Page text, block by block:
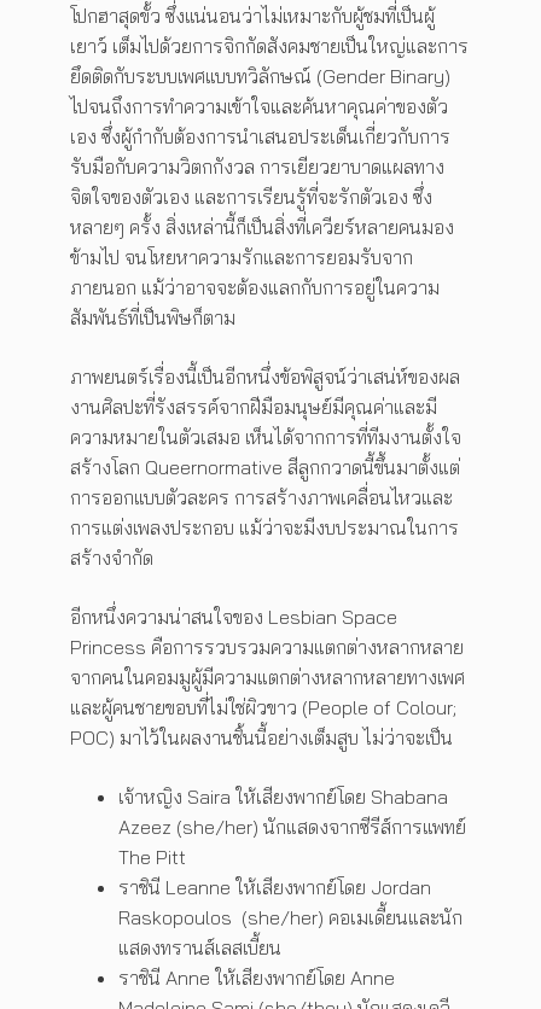
โปกฮาสุดขั้ว ซึ่งแน่นอนว่าไม่เหมาะกับผู้ชมที่เป็นผู้
เยาว์ เต็มไปด้วยการจิกกัดสังคมชายเป็นใหญ่และการ
ยึดติดกับระบบเพศแบบทวิลักษณ์ (Gender Binary)
ไปจนถึงการทำความเข้าใจและค้นหาคุณค่าของตัว
เอง ซึ่งผู้กำกับต้องการนำเสนอประเด็นเกี่ยวกับการ
รับมือกับความวิตกกังวล การเยียวยาบาดแผลทาง
จิตใจของตัวเอง และการเรียนรู้ที่จะรักตัวเอง ซึ่ง
หลายๆ ครั้ง สิ่งเหล่านี้ก็เป็นสิ่งที่เควียร์หลายคนมอง
ข้ามไป จนโหยหาความรักและการยอมรับจาก
ภายนอก แม้ว่าอาจจะต้องแลกกับการอยู่ในความ
สัมพันธ์ที่เป็นพิษก็ตาม
ภาพยนตร์เรื่องนี้เป็นอีกหนึ่งข้อพิสูจน์ว่าเสน่ห์ของผล
งานศิลปะที่รังสรรค์จากฝีมือมนุษย์มีคุณค่าและมี
ความหมายในตัวเสมอ เห็นได้จากการที่ทีมงานตั้งใจ
สร้างโลก Queernormative สีลูกกวาดนี้ขึ้นมาตั้งแต่
การออกแบบตัวละคร การสร้างภาพเคลื่อนไหวและ
การแต่งเพลงประกอบ แม้ว่าจะมีงบประมาณในการ
สร้างจำกัด
อีกหนึ่งความน่าสนใจของ Lesbian Space
Princess คือการรวบรวมความแตกต่างหลากหลาย
จากคนในคอมมูผู้มีความแตกต่างหลากหลายทางเพศ
และผู้คนชายขอบที่ไม่ใช่ผิวขาว (People of Colour;
POC) มาไว้ในผลงานชิ้นนี้อย่างเต็มสูบ ไม่ว่าจะเป็น
เจ้าหญิง Saira ให้เสียงพากย์โดย Shabana
Azeez (she/her) นักแสดงจากซีรีส์การแพทย์
The Pitt
ราชินี Leanne ให้เสียงพากย์โดย Jordan
Raskopoulos (she/her) คอเมเดี้ยนและนัก
แสดงทรานส์เลสเบี้ยน
ราชินี Anne ให้เสียงพากย์โดย Anne